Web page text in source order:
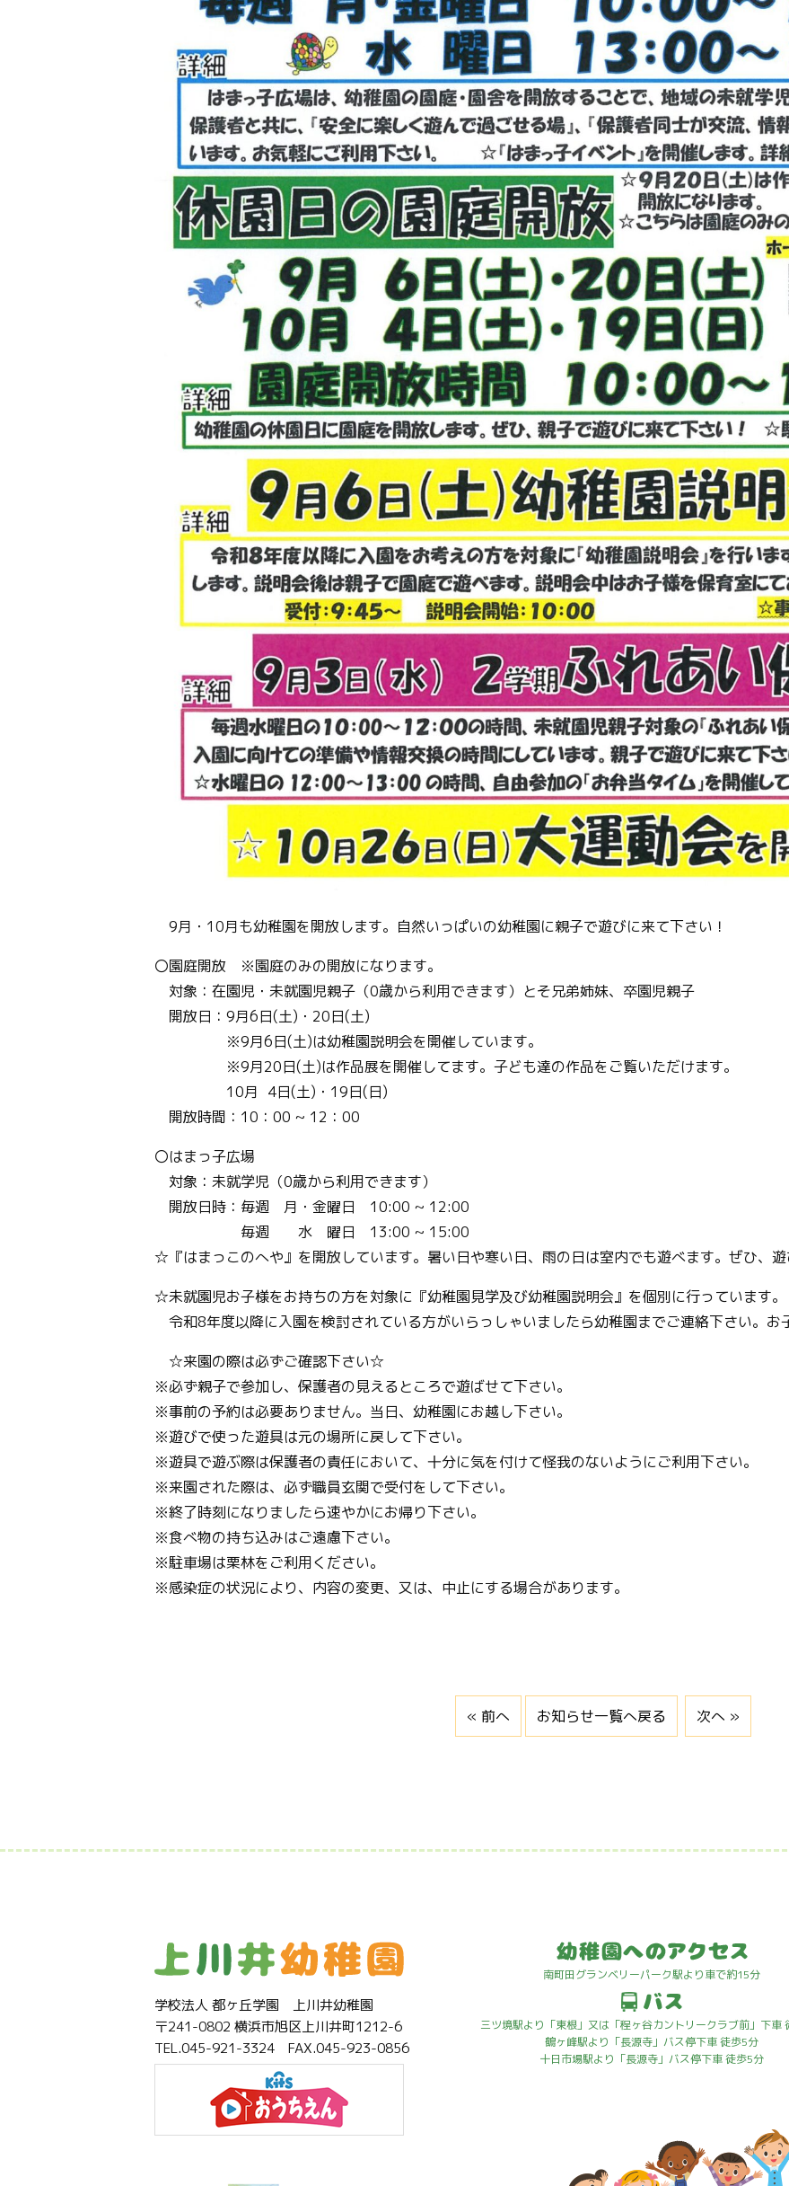
9月・10月も幼稚園を開放します。自然いっぱいの幼稚園に親子で遊びに来て下さい！
〇園庭開放 ※園庭のみの開放になります。
対象：在園児・未就園児親子（0歳から利用できます）とそ兄弟姉妹、卒園児親子
開放日：9月6日(土)・20日(土)
※9月6日(土)は幼稚園説明会を開催しています。
※9月20日(土)は作品展を開催してます。子ども達の作品をご覧いただけます。
10月 4日(土)・19日(日)
開放時間：10：00 ~ 12：00
〇はまっ子広場
対象：未就学児（0歳から利用できます）
開放日時：毎週 月・金曜日 10:00 ~ 12:00
毎週 水 曜日 13:00 ~ 15:00
☆『はまっこのへや』を開放しています。暑い日や寒い日、雨の日は室内でも遊べます。ぜひ、遊
☆未就園児お子様をお持ちの方を対象に『幼稚園見学及び幼稚園説明会』を個別に行っています。
令和8年度以降に入園を検討されている方がいらっしゃいましたら幼稚園までご連絡下さい。お
☆来園の際は必ずご確認下さい☆
※必ず親子で参加し、保護者の見えるところで遊ばせて下さい。
※事前の予約は必要ありません。当日、幼稚園にお越し下さい。
※遊びで使った遊具は元の場所に戻して下さい。
※遊具で遊ぶ際は保護者の責任において、十分に気を付けて怪我のないようにご利用下さい。
※来園された際は、必ず職員玄関で受付をして下さい。
※終了時刻になりましたら速やかにお帰り下さい。
※食べ物の持ち込みはご遠慮下さい。
※駐車場は栗林をご利用ください。
※感染症の状況により、内容の変更、又は、中止にする場合があります。
« 前へ お知らせ一覧へ戻る 次へ »
学校法人 都ヶ丘学園 上川井幼稚園
〒241-0802 横浜市旭区上川井町1212-6
TEL.045-921-3324 FAX.045-923-0856
南町田グランベリーパーク駅より車で約15分
三ツ境駅より「東根」又は「程ヶ谷カントリークラブ前」下車
鶴ヶ峰駅より「長源寺」バス停下車 徒歩5分
十日市場駅より「長源寺」バス停下車 徒歩5分